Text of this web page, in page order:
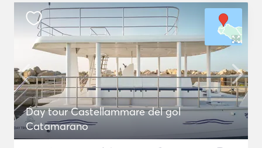
Day tour Castellammare del gol
Catamarano